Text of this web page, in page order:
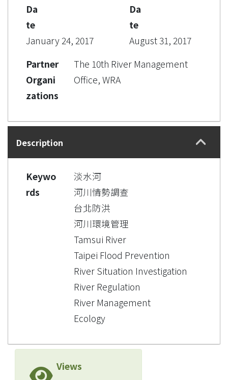
Da
te
January 24, 2017
Da
te
August 31, 2017
Partner
Organi
zations
The 10th River Management
Office, WRA
Description
Keywo
rds
淡水河
河川情勢調查
台北防洪
河川環境管理
Tamsui River
Taipei Flood Prevention
River Situation Investigation
River Regulation
River Management
Ecology
Views